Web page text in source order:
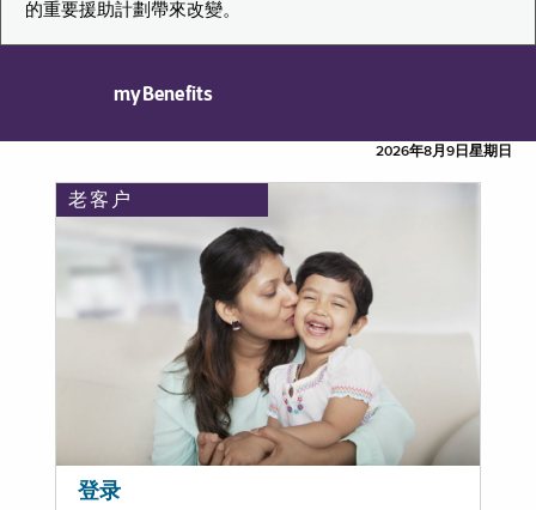
的重要援助計劃帶來改變。
myBenefits
2026年8月9日星期日
老客户
登录